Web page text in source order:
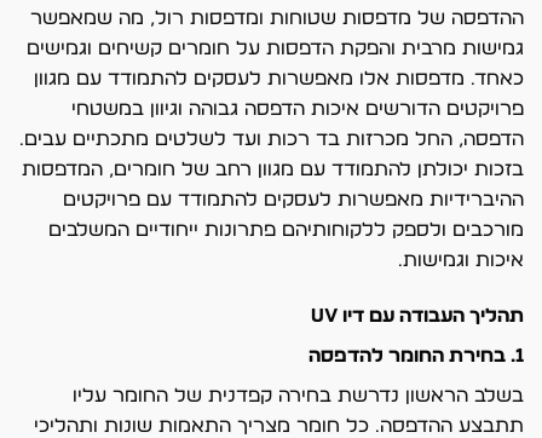
ההדפסה של מדפסות שטוחות ומדפסות רול, מה שמאפשר
גמישות מרבית והפקת הדפסות על חומרים קשיחים וגמישים
כאחד. מדפסות אלו מאפשרות לעסקים להתמודד עם מגוון
פרויקטים הדורשים איכות הדפסה גבוהה וגיוון במשטחי
הדפסה, החל מכרזות בד רכות ועד לשלטים מתכתיים עבים.
בזכות יכולתן להתמודד עם מגוון רחב של חומרים, המדפסות
ההיברידיות מאפשרות לעסקים להתמודד עם פרויקטים
מורכבים ולספק ללקוחותיהם פתרונות ייחודיים המשלבים
איכות וגמישות.
תהליך העבודה עם דיו UV
1. בחירת החומר להדפסה
בשלב הראשון נדרשת בחירה קפדנית של החומר עליו
תתבצע ההדפסה. כל חומר מצריך התאמות שונות ותהליכי